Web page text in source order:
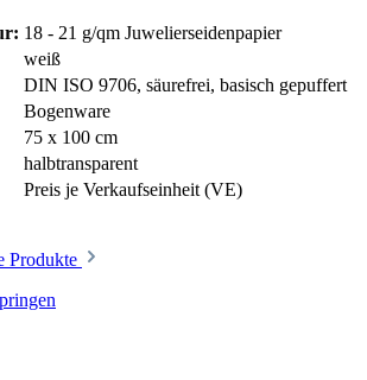
18 - 21 g/qm Juwelierseidenpapier
weiß
DIN ISO 9706, säurefrei, basisch gepuffert
Bogenware
75 x 100 cm
halbtransparent
Preis je Verkaufseinheit (VE)
Produkte